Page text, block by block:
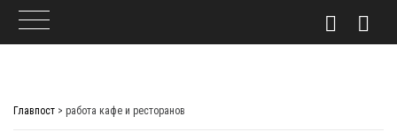
Главпост > работа кафе и ресторанов